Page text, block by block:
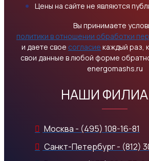
Цены на сайте не являются
Вы принимаете
политики в отношении обработки
и даете свое согласие каждый раз,
свои данные в любой форме
energomashs.ru
НАШИ
Москва - (495) 108-16-81
Санкт-Петербург - (812)